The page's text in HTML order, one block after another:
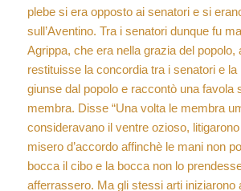
plebe si era opposto ai senatori e si
sull’Aventino. Tra i senatori dunque fu
Agrippa, che era nella grazia del popolo,
restituisse la concordia tra i senatori e la
giunse dal popolo e raccontò una favola
membra. Disse “Una volta le membra
consideravano il ventre ozioso,
misero d’accordo affinchè le mani non
bocca il cibo e la bocca non lo
afferrassero. Ma gli stessi arti iniziarono